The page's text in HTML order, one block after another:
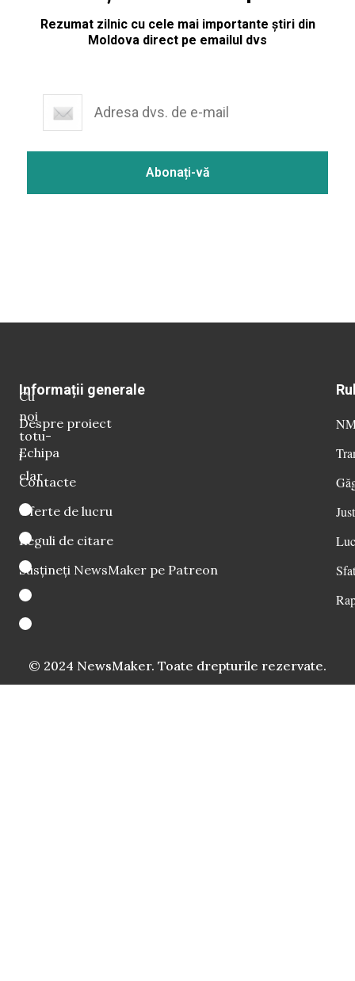
Rezumat zilnic cu cele mai importante știri din
Moldova direct pe emailul dvs
Cu
noi
totu-
i
clar
Informații generale
Despre proiect
Echipa
Contacte
Oferte de lucru
Reguli de citare
Susțineți NewsMaker pe Patreon
© 2024 NewsMaker. Toate drepturile rezervate.